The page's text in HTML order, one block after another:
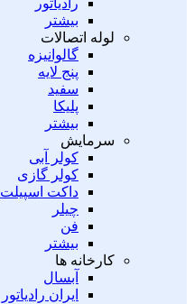
رادیاتور
بیشتر
لوله اتصالات
گالوانیزه
پنج لایه
سفید
پلیکا
بیشتر
سرمایش
کولر آبی
کولر گازی
داکت اسپیلت
چیلر
فن
بیشتر
کارخانه ها
آبسال
ایران رادیاتور